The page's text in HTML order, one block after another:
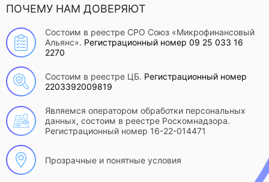
ПОЧЕМУ НАМ ДОВЕРЯЮТ
Состоим в реестре СРО Союз «Микрофинансовый
Альянс». Регистрационный номер 09 25 033 16
2270
Состоим в реестре ЦБ. Регистрационный номер
2203392009819
Являемся оператором обработки персональных
данных, состоим в реестре Роскомнадзора.
Регистрационный номер 16-22-014471
Прозрачные и понятные условия